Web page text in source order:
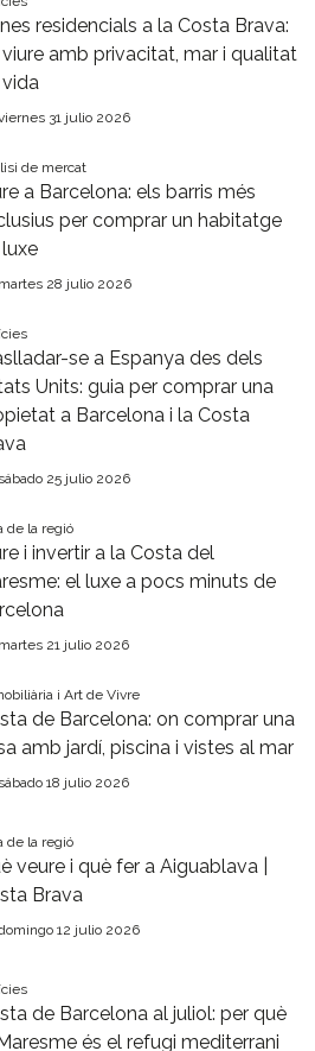
residencials a la Costa Brava:
amb privacitat, mar i qualitat
31 julio 2026
de mercat
a Barcelona: els barris més
per comprar un habitatge
martes 28 julio 2026
se a Espanya des dels
Units: guia per comprar una
a Barcelona i la Costa
sábado 25 julio 2026
de la regió
i invertir a la Costa del
el luxe a pocs minuts de
martes 21 julio 2026
i Art de Vivre
de Barcelona: on comprar una
amb jardí, piscina i vistes al mar
sábado 18 julio 2026
de la regió
veure i què fer a Aiguablava |
Brava
12 julio 2026
de Barcelona al juliol: per què
és el refugi mediterrani